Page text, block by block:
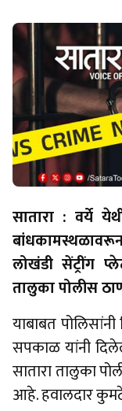
सातारा : वर्ये
लोखंडी सेंट्रींग
तालुका पोलीस
याबाबत
सपकाळ यांनी
सातारा तालुका
आहे. हवालदार